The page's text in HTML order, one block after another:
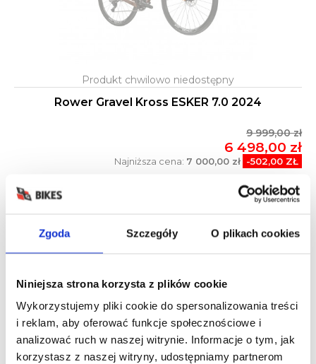
Zgoda Szczegóły O plikach cookies
Niniejsza strona korzysta z plików cookie
Wykorzystujemy pliki cookie do spersonalizowania treści
i reklam, aby oferować funkcje społecznościowe i
analizować ruch w naszej witrynie. Informacje o tym, jak
korzystasz z naszej witryny, udostępniamy partnerom
Rower Gravel Kross ESKER 7.0 2024
9 999,00 zł
6 498,00 zł
Najniższa cena: 7 000,00 zł -502,00 ZŁ